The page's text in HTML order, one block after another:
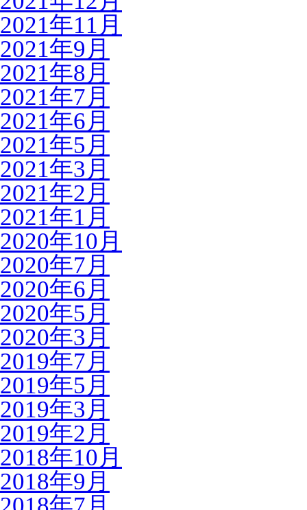
2021年11月
2021年9月
2021年8月
2021年7月
2021年6月
2021年5月
2021年3月
2021年2月
2021年1月
2020年10月
2020年7月
2020年6月
2020年5月
2020年3月
2019年7月
2019年5月
2019年3月
2019年2月
2018年10月
2018年9月